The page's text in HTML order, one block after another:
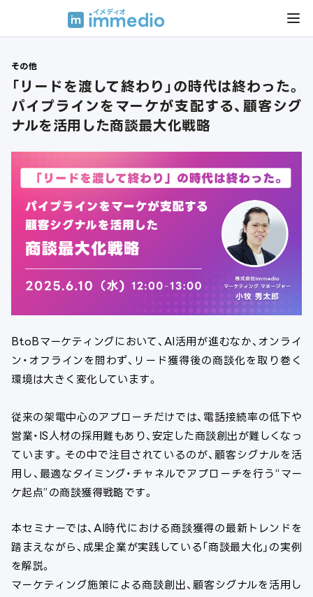
その他
「リードを渡して終わり」の時代は終わった。
パイプラインをマーケが支配する、顧客シグ
ナルを活用した商談最大化戦略
BtoBマーケティングにおいて、AI活用が進むなか、オンライ
ン・オフラインを問わず、リード獲得後の商談化を取り巻く
環境は大きく変化しています。
従来の架電中心のアプローチだけでは、電話接続率の低下や
営業・IS人材の採用難もあり、安定した商談創出が難しくなっ
ています。その中で注目されているのが、顧客シグナルを活
用し、最適なタイミング・チャネルでアプローチを行う“マー
ケ起点”の商談獲得戦略です。
本セミナーでは、AI時代における商談獲得の最新トレンドを
踏まえながら、成果企業が実践している「商談最大化」の実例
を解説。
マーケティング施策による商談創出、顧客シグナルを活用し